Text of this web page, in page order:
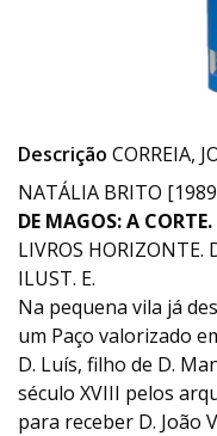
Descrição CORREIA,
NATÁLIA BRITO
DE MAGOS: A
LIVROS HORIZONTE.
ILUST. E.
Na pequena vila já
um Paço valorizado
D. Luís, filho de D.
século XVIII pelos
para receber D. João